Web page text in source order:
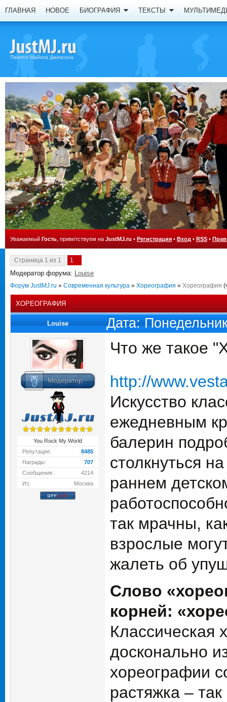
ГЛАВНАЯ НОВОЕ БИОГРАФИЯ ТЕКСТЫ
Памяти Майкла Джексона
Уважаемый Гость , приветствуем на JustMJ.ru • Регистрация • Вход • RSS •
Страница 1 из 1 1
Модератор форума: Louise
Форум JustMJ.ru » Современная культура » Хореография » Хореография
ХОРЕОГРАФИЯ
Louise Дата:
You Rock My World
Репутация:
8485
Награды:
707
Сообщения:
4214
Из:
Москва
Что же такое
http://
Искусство
ежедневным
балерин
столкнуться
раннем
так мрачны,
взрослые
жалеть об
Слово
корней:
Классическая
досконально
хореографии
растяжка –